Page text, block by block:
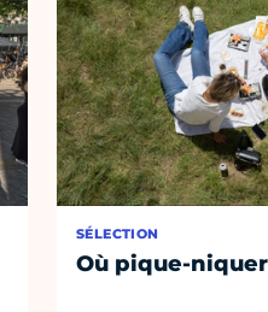
SÉLECTION
Où pique-niquer